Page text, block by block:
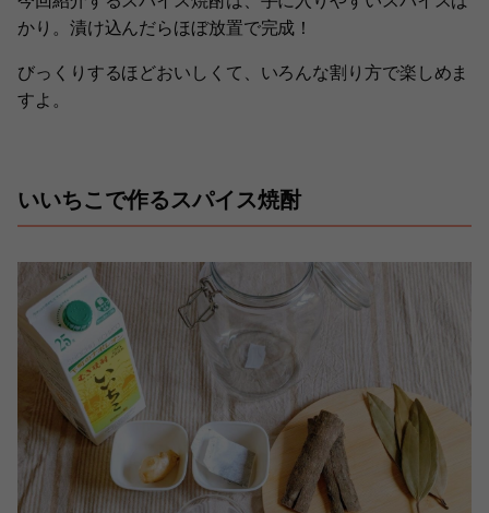
かり。漬け込んだらほぼ放置で完成！
びっくりするほどおいしくて、いろんな割り方で楽しめま
すよ。
いいちこで作るスパイス焼酎